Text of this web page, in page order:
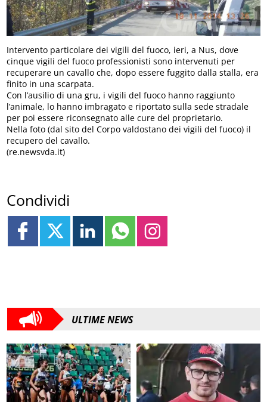
Intervento particolare dei vigili del fuoco, ieri, a Nus, dove
cinque vigili del fuoco professionisti sono intervenuti per
recuperare un cavallo che, dopo essere fuggito dalla stalla, era
finito in una scarpata.
Con l’ausilio di una gru, i vigili del fuoco hanno raggiunto
l’animale, lo hanno imbragato e riportato sulla sede stradale
per poi essere riconsegnato alle cure del proprietario.
Nella foto (dal sito del Corpo valdostano dei vigili del fuoco) il
recupero del cavallo.
(re.newsvda.it)
Condividi
ULTIME NEWS